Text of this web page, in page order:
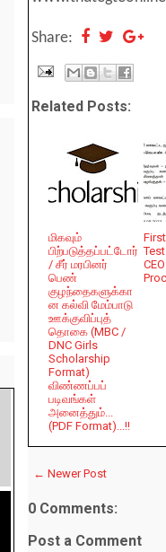
Share:
Related Posts:
மிகவும்
பிற்படுத்தப்பட்டோர்
/ சீர் மரபினர்
பெண்
குழந்தைகளுக்கா
ன கல்வி மேம்பாடு
ஊக்குவிப்புத்
தொகை (MBC /
DNC Girls
Scholarship
Format)
விண்ணப்பப்
படிவங்கள்
அனைத்தும்...
(PDF Format)...!!
CEO
← Newer Post
0 Comments:
Post a Comment